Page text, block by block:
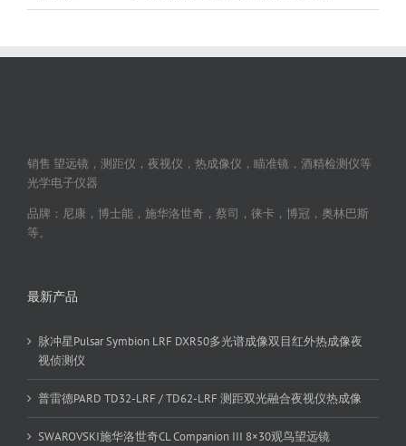
销售 望远镜，测距仪，夜视仪，热成像仪，瞄准镜，酒精检测仪等
光学电子仪器
品牌：尼康，博士能，施华洛世奇，蔡司，徕卡，博冠，奥林巴斯
等。
最新产品
脉冲星Pulsar Symbion LRF DXR50多光谱成像双目红外热成像夜
视侦测仪
普雷德PARD TD32-LRF / TD62-LRF 测距双光融合夜视仪热成像
SWAROVSKI施华洛世奇CL Companion III 8×30观鸟望远镜